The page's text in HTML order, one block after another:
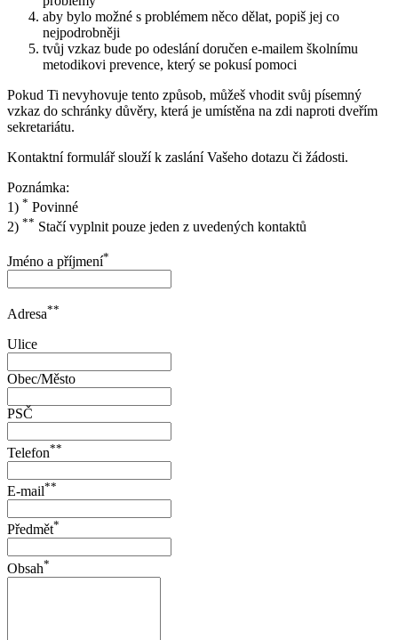
aby bylo možné s problémem něco dělat, popiš jej co
nejpodrobněji
tvůj vzkaz bude po odeslání doručen e-mailem školnímu
metodikovi prevence, který se pokusí pomoci
Pokud Ti nevyhovuje tento způsob, můžeš vhodit svůj písemný
vzkaz do schránky důvěry, která je umístěna na zdi naproti dveřím
sekretariátu.
Kontaktní formulář slouží k zaslání Vašeho dotazu či žádosti.
Poznámka:
1) * Povinné
2) ** Stačí vyplnit pouze jeden z uvedených kontaktů
Jméno a příjmení*
Adresa**
Ulice
Obec/Město
PSČ
Telefon**
E-mail**
Předmět*
Obsah*